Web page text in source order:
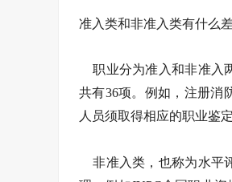
准入类和非准入类有什么
职业分为准入和非准入
共有36项。例如，注册消
人员须取得相应的职业鉴
非准入类，也称为水平